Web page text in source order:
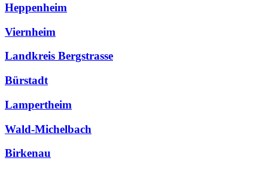
Heppenheim
Viernheim
Landkreis Bergstrasse
Bürstadt
Lampertheim
Wald-Michelbach
Birkenau